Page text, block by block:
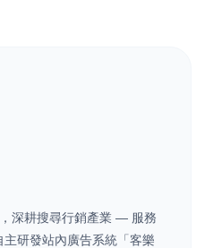
深耕搜尋行銷產業 — 服務
研發站內廣告系統「客樂